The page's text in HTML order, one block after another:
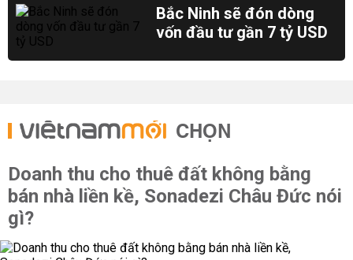
Bắc Ninh sẽ đón dòng
vốn đầu tư gần 7 tỷ USD
CHỌN
Doanh thu cho thuê đất không bằng
bán nhà liền kề, Sonadezi Châu Đức nói
gì?